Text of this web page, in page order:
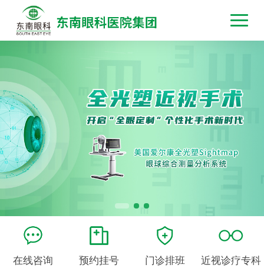
在线咨询 预约挂号 门诊排班 近视诊疗专科